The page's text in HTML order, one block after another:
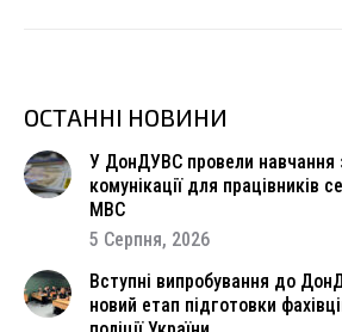
ОСТАННІ НОВИНИ
У ДонДУВС провели навчання
комунікації для працівників
МВС
5 Серпня, 2026
Вступні випробування до
новий етап підготовки